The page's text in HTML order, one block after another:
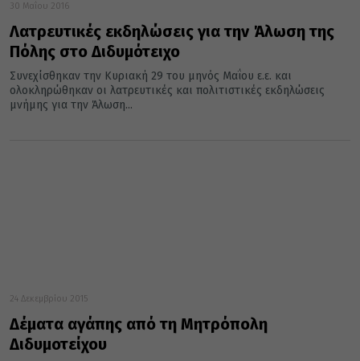
30 Μαΐου 2016
Λατρευτικές εκδηλώσεις για την Άλωση της
Πόλης στο Διδυμότειχο
Συνεχίσθηκαν την Κυριακή 29 του μηνός Μαΐου ε.ε. και
ολοκληρώθηκαν οι λατρευτικές και πολιτιστικές εκδηλώσεις
μνήμης για την Άλωση...
24 Δεκεμβρίου 2015
Δέματα αγάπης από τη Μητρόπολη
Διδυμοτείχου